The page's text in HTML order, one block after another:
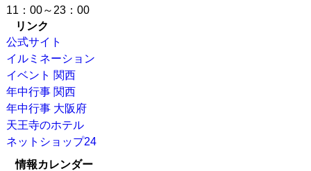
11：00～23：00
リンク
公式サイト
イルミネーション
イベント 関西
年中行事 関西
年中行事 大阪府
天王寺のホテル
ネットショップ24
情報カレンダー